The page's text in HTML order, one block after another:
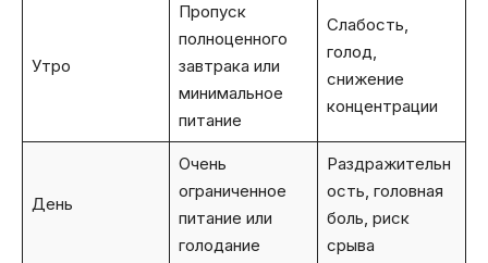
Утро
Пропуск
полноценного
завтрака или
минимальное
питание
Слабость,
голод,
снижение
концентрации
День
Очень
ограниченное
питание или
голодание
Раздражительн
ость, головная
боль, риск
срыва